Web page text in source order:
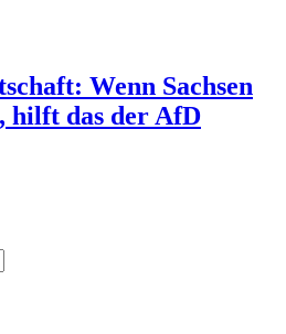
Wenn Sachsen
hilft das der AfD